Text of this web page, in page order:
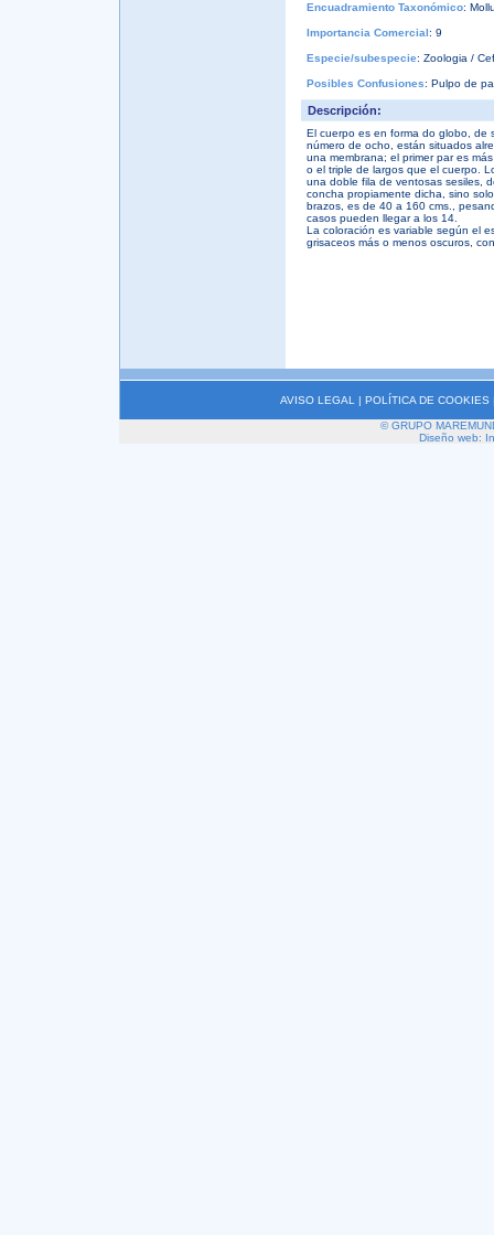
Encuadramiento Taxonómico:
Importancia Comercial: 9
Especie/subespecie: Zoologia /
Posibles Confusiones: Pulpo de
Descripción:
El cuerpo es en forma do globo, de
número de ocho, están situados
una membrana; el primer par es
o el triple de largos que el cuerpo.
una doble fila de ventosas sesiles,
concha propiamente dicha, sino
brazos, es de 40 a 160 cms.,
casos pueden llegar a los 14.
La coloración es variable según el
grisaceos más o menos oscuros,
AVISO LEGAL | POLÍTICA DE COOKIES
© GRUPO
Diseño web: